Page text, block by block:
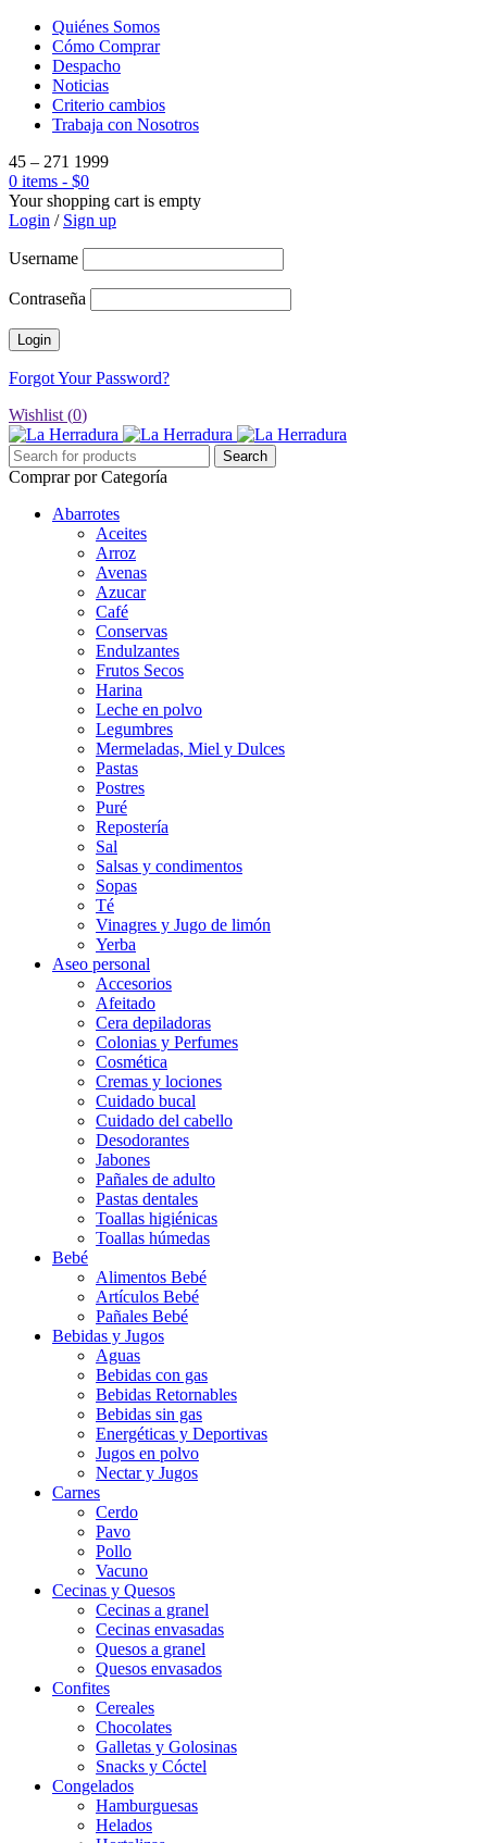
Quiénes Somos
Cómo Comprar
Despacho
Noticias
Criterio cambios
Trabaja con Nosotros
45 – 271 1999
0 items - $0
Your shopping cart is empty
Login / Sign up
Username
Contraseña
Forgot Your Password?
Wishlist (0)
Comprar por Categoría
Abarrotes
Aceites
Arroz
Avenas
Azucar
Café
Conservas
Endulzantes
Frutos Secos
Harina
Leche en polvo
Legumbres
Mermeladas, Miel y Dulces
Pastas
Postres
Puré
Repostería
Sal
Salsas y condimentos
Sopas
Té
Vinagres y Jugo de limón
Yerba
Aseo personal
Accesorios
Afeitado
Cera depiladoras
Colonias y Perfumes
Cosmética
Cremas y lociones
Cuidado bucal
Cuidado del cabello
Desodorantes
Jabones
Pañales de adulto
Pastas dentales
Toallas higiénicas
Toallas húmedas
Bebé
Alimentos Bebé
Artículos Bebé
Pañales Bebé
Bebidas y Jugos
Aguas
Bebidas con gas
Bebidas Retornables
Bebidas sin gas
Energéticas y Deportivas
Jugos en polvo
Nectar y Jugos
Carnes
Cerdo
Pavo
Pollo
Vacuno
Cecinas y Quesos
Cecinas a granel
Cecinas envasadas
Quesos a granel
Quesos envasados
Confites
Cereales
Chocolates
Galletas y Golosinas
Snacks y Cóctel
Congelados
Hamburguesas
Helados